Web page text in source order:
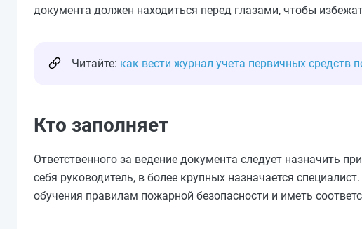
документа должен находиться перед глазами, чтобы
Читайте: как вести журнал учета первичных средств
Кто заполняет
Ответственного за ведение документа следует назначить
себя руководитель, в более крупных назначается
обучения правилам пожарной безопасности и иметь